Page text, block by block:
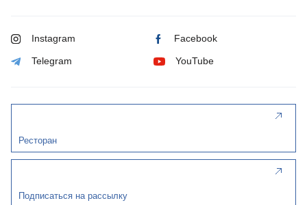
Instagram Facebook
Telegram YouTube
Ресторан
Подписаться на рассылку